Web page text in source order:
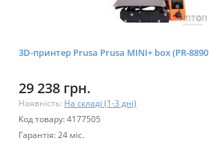
3D-принтер Prusa Prusa MINI+ box (PR-
29 238 грн.
Наявність: На складі (1-3 дні)
Код товару: 4177505
Гарантія: 24 міс.